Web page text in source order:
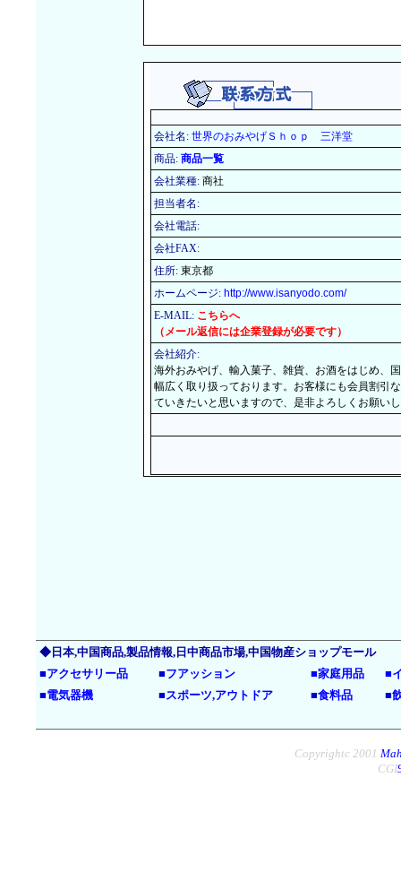
会社名: 世界のおみやげＳｈｏｐ 三洋堂
商品: 商品一覧
会社業種: 商社
担当者名:
会社電話:
会社FAX:
住所: 東京都
ホームページ: http://www.isanyodo.com/
E-MAIL: こちらへ
（メール返信には企業登録が必要です）
会社紹介:
海外おみやげ、輸入菓子、雑貨、お酒をはじめ、
幅広く取り扱っております。お客様にも会員割引
ていきたいと思いますので、是非よろしくお願い
◆日本,中国商品,製品情報,日中商品市場,中国物産ショップモール
■アクセサリー品 ■フアッション ■家庭用品 ■
■電気器機 ■スポーツ,アウトドア ■食料品 ■
Copyrightc 2001
CGI